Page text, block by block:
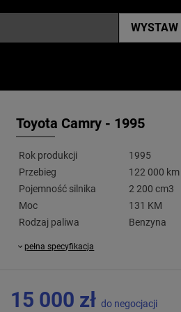
WYSTAW
Toyota Camry - 1995
Rok produkcji
1995
Przebieg
122 000 km
Pojemność silnika
2 200 cm3
Moc
131 KM
Rodzaj paliwa
Benzyna
pełna specyfikacja
15 000 złdo negocjacji